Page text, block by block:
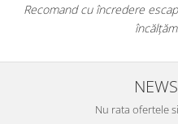
tuturor pasionaților de
Nu rata ofertele